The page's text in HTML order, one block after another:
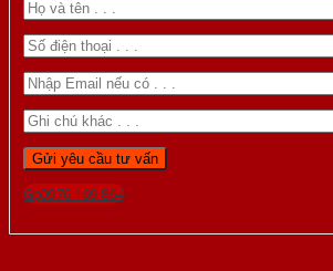
Gọi 0976.169.864